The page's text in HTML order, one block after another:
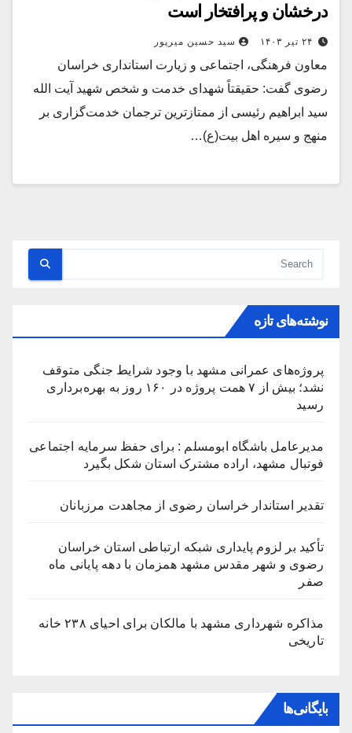
درخشان و پرافتخار است
۲۴ تیر ۱۴۰۳ سید حسین میرپور
معاون فرهنگی، اجتماعی و زیارت استانداری خراسان
رضوی گفت: حقیقتاً شهدای خدمت و شخص شهید آیت‌ الله
سید ابراهیم رئیسی از ممتازترین ترجمان خدمت‌گزاری بر
منهج و سیره اهل بیت(ع)…
نوشته‌های تازه
پروژه‌های عمرانی مشهد با وجود شرایط جنگی متوقف
نشد؛ بیش از ۷ همت پروژه در ۱۶۰ روز به بهره‌برداری
رسید
مدیرعامل باشگاه ابومسلم : برای حفظ سرمایه اجتماعی
فوتبال مشهد، اراده مشترک استان شکل بگیرد
تقدیر استاندار خراسان رضوی از مجاهدت مرزبانان
تأکید بر لزوم پایداری شبکه ارتباطی استان خراسان
رضوی و شهر مقدس مشهد همزمان با دهه پایانی ماه
صفر
مذاکره شهرداری مشهد با مالکان برای احیای ۲۳۸ خانه
تاریخی
بایگانی‌ها